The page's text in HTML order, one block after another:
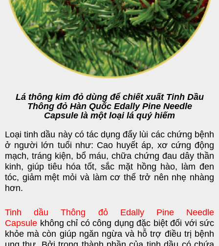
Lá thông kim đỏ dùng để chiết xuất Tinh Dầu
Thông đỏ Hàn Quốc Edally Pine Needle
Capsule là một loại lá quý hiếm
Loại tinh dầu này có tác dụng đẩy lùi các chứng bệnh
ở người lớn tuổi như: Cao huyết áp, xơ cứng động
mạch, tráng kiện, bổ máu, chữa chứng đau dây thần
kinh, giúp tiêu hóa tốt, sắc mặt hồng hào, làm đen
tóc, giảm mệt mỏi và làm cơ thể trở nên nhẹ nhàng
hơn.
Tinh dầu Thông đỏ Edally Pine Needle
Capsule không chỉ có công dụng đặc biệt đối với sức
khỏe mà còn giúp ngăn ngừa và hỗ trợ điều trị bệnh